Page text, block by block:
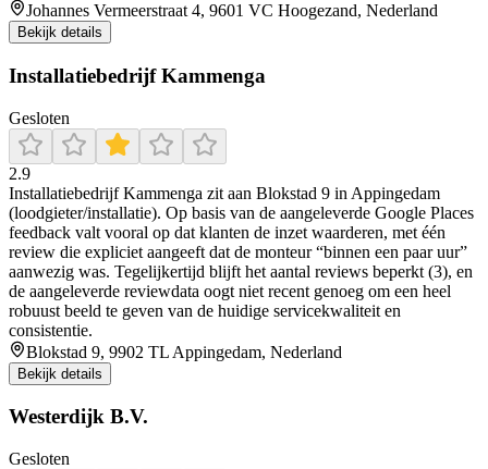
Johannes Vermeerstraat 4, 9601 VC Hoogezand, Nederland
Bekijk details
Installatiebedrijf Kammenga
Gesloten
2.9
Installatiebedrijf Kammenga zit aan Blokstad 9 in Appingedam
(loodgieter/installatie). Op basis van de aangeleverde Google Places
feedback valt vooral op dat klanten de inzet waarderen, met één
review die expliciet aangeeft dat de monteur “binnen een paar uur”
aanwezig was. Tegelijkertijd blijft het aantal reviews beperkt (3), en
de aangeleverde reviewdata oogt niet recent genoeg om een heel
robuust beeld te geven van de huidige servicekwaliteit en
consistentie.
Blokstad 9, 9902 TL Appingedam, Nederland
Bekijk details
Westerdijk B.V.
Gesloten